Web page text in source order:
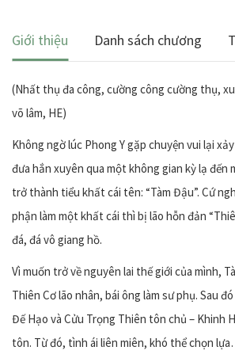
Giới thiệu Danh sách chương
(Nhất thụ đa công, cường công cường thụ,
võ lâm, HE)
Không ngờ lúc Phong Y gặp chuyện vui lại
đưa hắn xuyên qua một không gian kỳ lạ đến
trở thành tiểu khất cái tên: “Tàm Đậu”. Cứ
phận làm một khất cái thì bị lão hỗn đản
đá, đá vô giang hồ.
Vì muốn trở về nguyên lai thế giới của mình,
Thiên Cơ lão nhân, bái ông làm sư phụ. Sau
Đế Hạo và Cửu Trọng Thiên tôn chủ – Khinh
tôn. Từ đó, tình ái liên miên, khó thể chọn